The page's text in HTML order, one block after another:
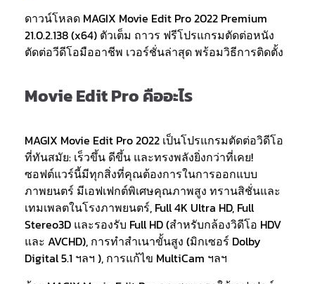
ดาวน์โหลด MAGIX Movie Edit Pro 2022 Premium
21.0.2.138 (x64) ตัวเต็ม ถาวร ฟรีโปรแกรมตัดต่อหนัง
ตัดต่อวีดีโอมืออาชีพ เวอร์ชั่นล่าสุด พร้อมวิธีการติดตั้ง
Movie Edit Pro คืออะไร
MAGIX Movie Edit Pro 2022 เป็นโปรแกรมตัดต่อวิดีโอ
ที่ทันสมัย: เร็วขึ้น ดีขึ้น และทรงพลังยิ่งกว่าที่เคย!
ซอฟต์แวร์นี้มีทุกสิ่งที่คุณต้องการในการออกแบบ
ภาพยนตร์ มีเอฟเฟกต์พิเศษคุณภาพสูง ทรานสิชั่นและ
เทมเพลตในโรงภาพยนตร์, Full 4K Ultra HD, Full
Stereo3D และรองรับ Full HD (สำหรับกล้องวิดีโอ HDV
และ AVCHD), การทำสำเนาขั้นสูง (มิกเซอร์ Dolby
Digital 5.1 ฯลฯ ), การแก้ไข MultiCam ฯลฯ